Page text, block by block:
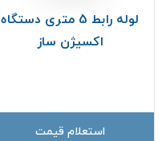
لوله رابط 5 متری دستگاه
اکسیژن ساز
استعلام قیمت